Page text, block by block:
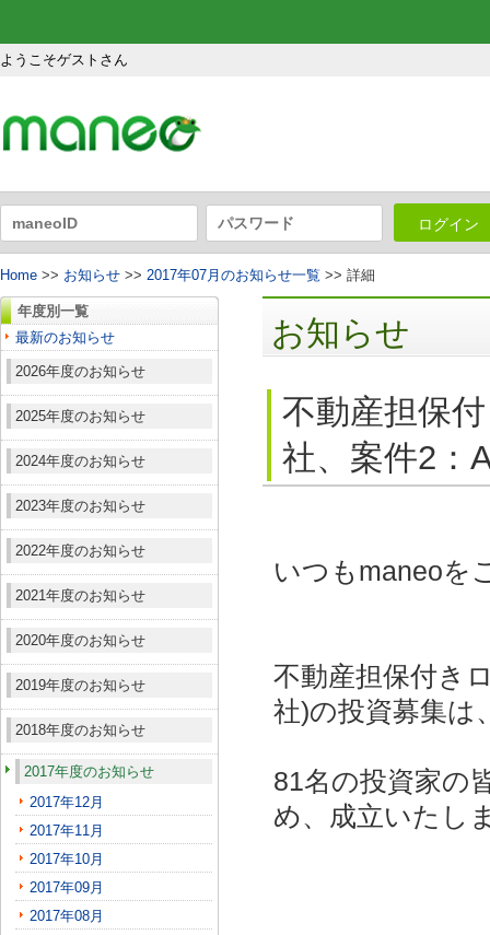
ようこそゲストさん
ログイン
Home >> お知らせ >> 2017年07月のお知らせ一覧 >> 詳細
年度別一覧
最新のお知らせ
2026年度のお知らせ
2025年度のお知らせ
2024年度のお知らせ
2023年度のお知らせ
2022年度のお知らせ
2021年度のお知らせ
2020年度のお知らせ
2019年度のお知らせ
2018年度のお知らせ
2017年度のお知らせ
2017年12月
2017年11月
2017年10月
2017年09月
2017年08月
お知らせ
不動産担保
社、案件2：
いつもmaneoを
不動産担保付き
社)の投資募集は
81名の投資家の
め、成立いたし